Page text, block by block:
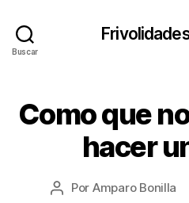
Buscar
Categorías
C
OComo que
hacer
Autor
Por Amparo Bonilla